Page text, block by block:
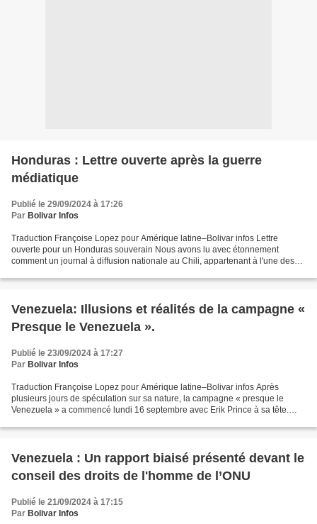
Honduras : Lettre ouverte après la guerre
médiatique
Publié le 29/09/2024 à 17:26
Par Bolivar Infos
Traduction Françoise Lopez pour Amérique latine–Bolivar infos Lettre
ouverte pour un Honduras souverain Nous avons lu avec étonnement
comment un journal à diffusion nationale au Chili, appartenant à l'une des
Venezuela: Illusions et réalités de la campagne «
Presque le Venezuela ».
Publié le 23/09/2024 à 17:27
Par Bolivar Infos
Traduction Françoise Lopez pour Amérique latine–Bolivar infos Après
plusieurs jours de spéculation sur sa nature, la campagne « presque le
Venezuela » a commencé lundi 16 septembre avec Erik Prince à sa tête.
Venezuela : Un rapport biaisé présenté devant le
conseil des droits de l'homme de l’ONU
Publié le 21/09/2024 à 17:15
Par Bolivar Infos